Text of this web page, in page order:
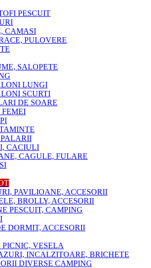
PESCUIT
CAMASI
PULOVERE
SALOPETE
LUNGI
SCURTI
DE SOARE
PALARII
CACIULI
CAGULE, FULARE
PAVILIOANE, ACCESORII
BROLLY, ACCESORII
PESCUIT, CAMPING
DORMIT, ACCESORII
PICNIC, VESELA
INCALZITOARE, BRICHETE
DIVERSE CAMPING